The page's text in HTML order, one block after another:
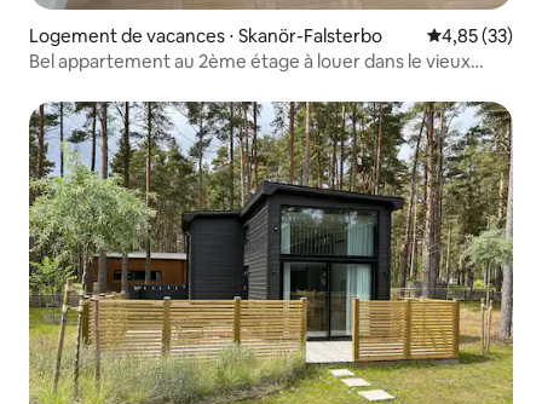
Logement de vacances ⋅ Skanör-Falsterbo Évaluation
4,85 (33)
Bel appartement au 2ème étage à louer dans le vieux